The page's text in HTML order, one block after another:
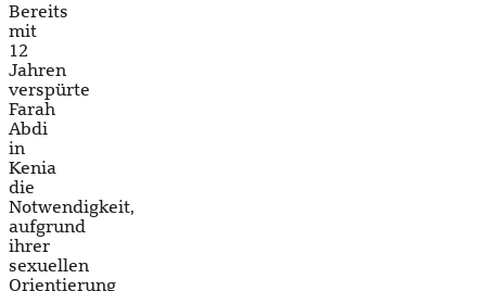
Bereits
mit
12
Jahren
verspürte
Farah
Abdi
in
Kenia
die
Notwendigkeit,
aufgrund
ihrer
sexuellen
Orientierung